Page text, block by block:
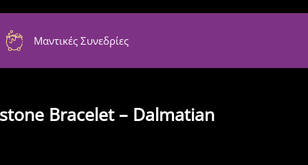
Μαντικές Συνεδρίες
Bracelet – Dalmatian